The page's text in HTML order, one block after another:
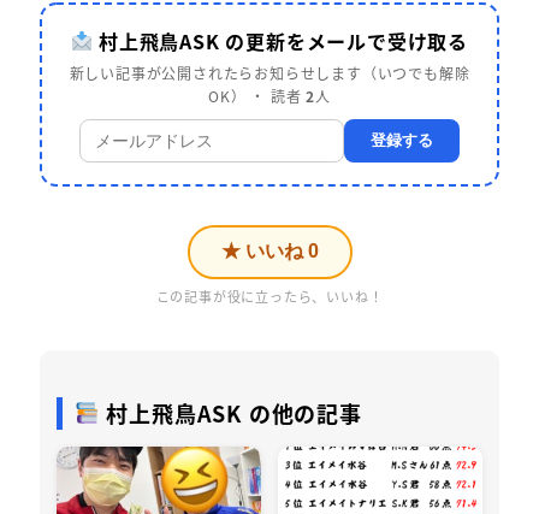
村上飛鳥ASK の更新をメールで受け取る
新しい記事が公開されたらお知らせします（いつでも解除
OK） ・ 読者2人
登録する
★ いいね 0
この記事が役に立ったら、いいね！
村上飛鳥ASK の他の記事